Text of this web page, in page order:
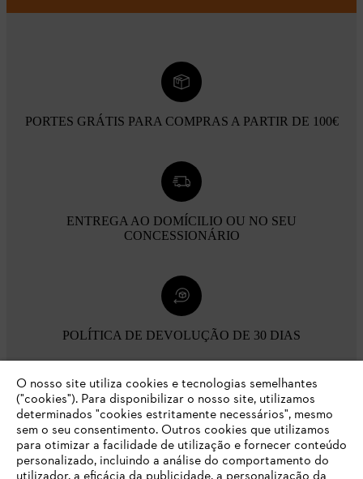
PORTES GRÁTIS PARA COMPRAS A PARTIR DE 100€
ENTREGA AO DOMÍCILIO OU NO SEU
CONCESSIONÁRIO
POLÍTICA DE DEVOLUÇÃO DE 30 DIAS
Opções de pagamento
O nosso site utiliza cookies e tecnologias semelhantes
("cookies"). Para disponibilizar o nosso site, utilizamos
determinados "cookies estritamente necessários", mesmo
sem o seu consentimento. Outros cookies que utilizamos
para otimizar a facilidade de utilização e fornecer conteúdo
personalizado, incluindo a análise do comportamento do